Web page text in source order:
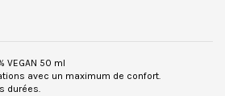
VEGAN 50 ml
avec un maximum de confort.
durées.